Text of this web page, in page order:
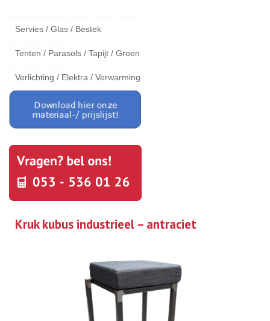
Servies / Glas / Bestek
Tenten / Parasols / Tapijt / Groen
Verlichting / Elektra / Verwarming
Kruk kubus industrieel – antraciet